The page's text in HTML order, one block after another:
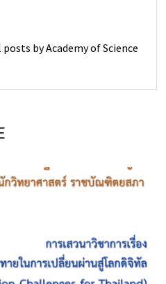
posts by Academy of Science